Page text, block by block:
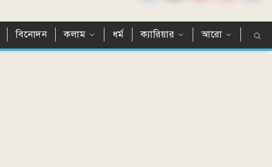
বিনোদন কলাম ধর্ম ক্যারিয়ার আরো